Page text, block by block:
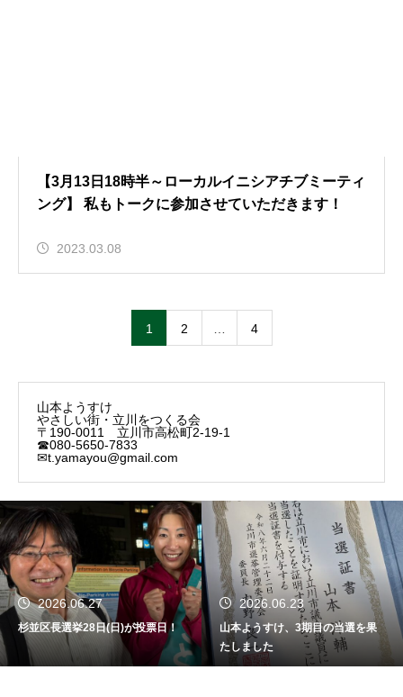
【3月13日18時半～ローカルイニシアチブミーティ
ング】 私もトークに参加させていただきます！
2023.03.08
1 2 4
山本ようすけ
やさしい街・立川をつくる会
〒190-0011 立川市高松町2-19-1
☎080-5650-7833
✉t.yamayou@gmail.com
2026.06.27
杉並区長選挙28日(日)が投票日！
2026.06.23
山本ようすけ、3期目の当選を果
たしました